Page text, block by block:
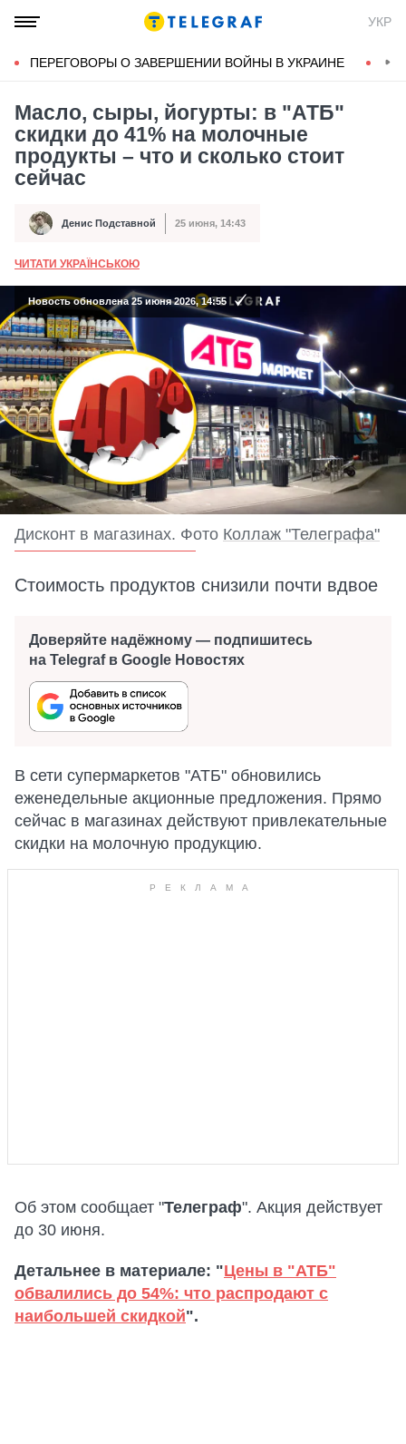
УКР
ПЕРЕГОВОРЫ О ЗАВЕРШЕНИИ ВОЙНЫ В УКРАИНЕ
Масло, сыры, йогурты: в "АТБ"
скидки до 41% на молочные
продукты – что и сколько стоит
сейчас
Автор Денис Подставной
Дата публикации 25 июня, 14:43
ЧИТАТИ УКРАЇНСЬКОЮ
Новость обновлена 25 июня 2026, 14:55
Дисконт в магазинах. Фото Коллаж "Телеграфа"
Стоимость продуктов снизили почти вдвое
Доверяйте надёжному — подпишитесь
на Telegraf в Google Новостях
В сети супермаркетов "АТБ" обновились
еженедельные акционные предложения. Прямо
сейчас в магазинах действуют привлекательные
скидки на молочную продукцию.
Об этом сообщает "Телеграф". Акция действует
до 30 июня.
Детальнее в материале: "Цены в "АТБ"
обвалились до 54%: что распродают с
наибольшей скидкой".